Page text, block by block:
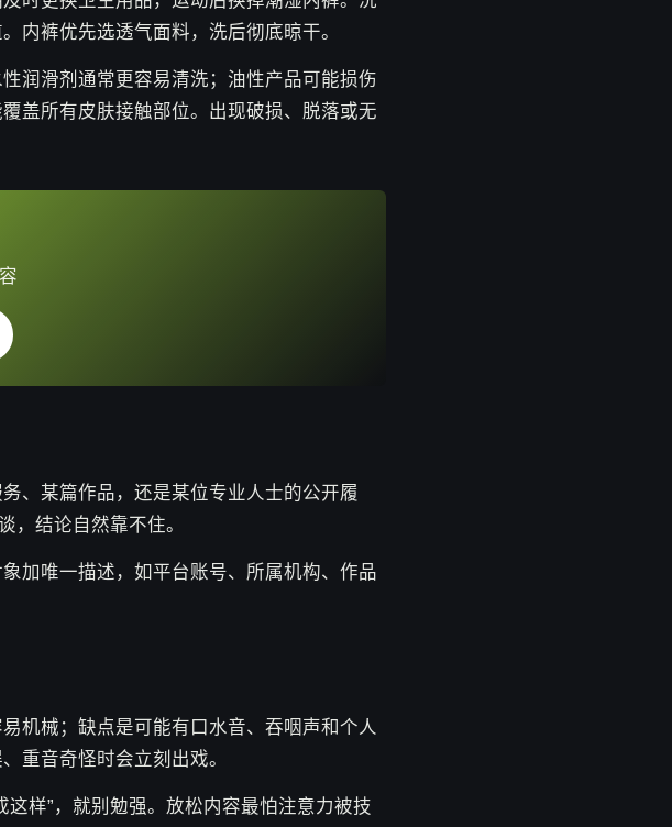
内裤优先选透气面料，洗后彻底晾干。
润滑剂通常更容易清洗；油性产品可能损伤
盖所有皮肤接触部位。出现破损、脱落或无
、某篇作品，还是某位专业人士的公开履
，结论自然靠不住。
加唯一描述，如平台账号、所属机构、作品
机械；缺点是可能有口水音、吞咽声和个人
重音奇怪时会立刻出戏。
样”，就别勉强。放松内容最怕注意力被技